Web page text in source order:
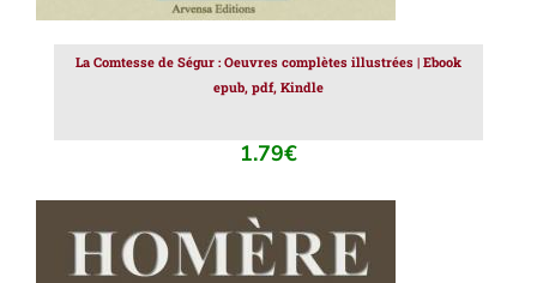
La Comtesse de Ségur : Oeuvres complètes illustrées | Ebook
epub, pdf, Kindle
1.79€